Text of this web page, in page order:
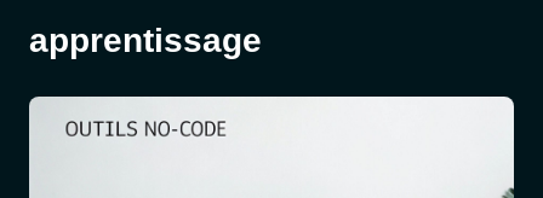
apprentissage